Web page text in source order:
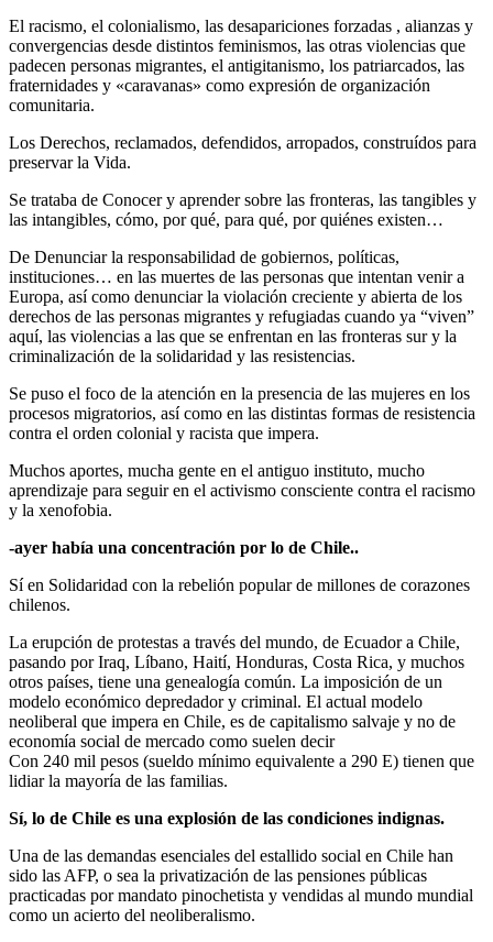
El racismo, el colonialismo, las desapariciones forzadas , alianzas y
convergencias desde distintos feminismos, las otras violencias que
padecen personas migrantes, el antigitanismo, los patriarcados, las
fraternidades y «caravanas» como expresión de organización
comunitaria.
Los Derechos, reclamados, defendidos, arropados, construídos para
preservar la Vida.
Se trataba de Conocer y aprender sobre las fronteras, las tangibles y
las intangibles, cómo, por qué, para qué, por quiénes existen…
De Denunciar la responsabilidad de gobiernos, políticas,
instituciones… en las muertes de las personas que intentan venir a
Europa, así como denunciar la violación creciente y abierta de los
derechos de las personas migrantes y refugiadas cuando ya “viven”
aquí, las violencias a las que se enfrentan en las fronteras sur y la
criminalización de la solidaridad y las resistencias.
Se puso el foco de la atención en la presencia de las mujeres en los
procesos migratorios, así como en las distintas formas de resistencia
contra el orden colonial y racista que impera.
Muchos aportes, mucha gente en el antiguo instituto, mucho
aprendizaje para seguir en el activismo consciente contra el racismo
y la xenofobia.
-ayer había una concentración por lo de Chile..
Sí en Solidaridad con la rebelión popular de millones de corazones
chilenos.
La erupción de protestas a través del mundo, de Ecuador a Chile,
pasando por Iraq, Líbano, Haití, Honduras, Costa Rica, y muchos
otros países, tiene una genealogía común. La imposición de un
modelo económico depredador y criminal. El actual modelo
neoliberal que impera en Chile, es de capitalismo salvaje y no de
economía social de mercado como suelen decir
Con 240 mil pesos (sueldo mínimo equivalente a 290 E) tienen que
lidiar la mayoría de las familias.
Sí, lo de Chile es una explosión de las condiciones indignas.
Una de las demandas esenciales del estallido social en Chile han
sido las AFP, o sea la privatización de las pensiones públicas
practicadas por mandato pinochetista y vendidas al mundo mundial
como un acierto del neoliberalismo.